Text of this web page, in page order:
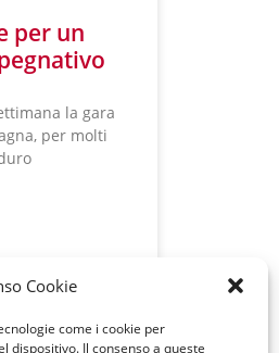
Cookie
come i cookie per
dispositivo. Il consenso a queste
per un
la gara
per molti